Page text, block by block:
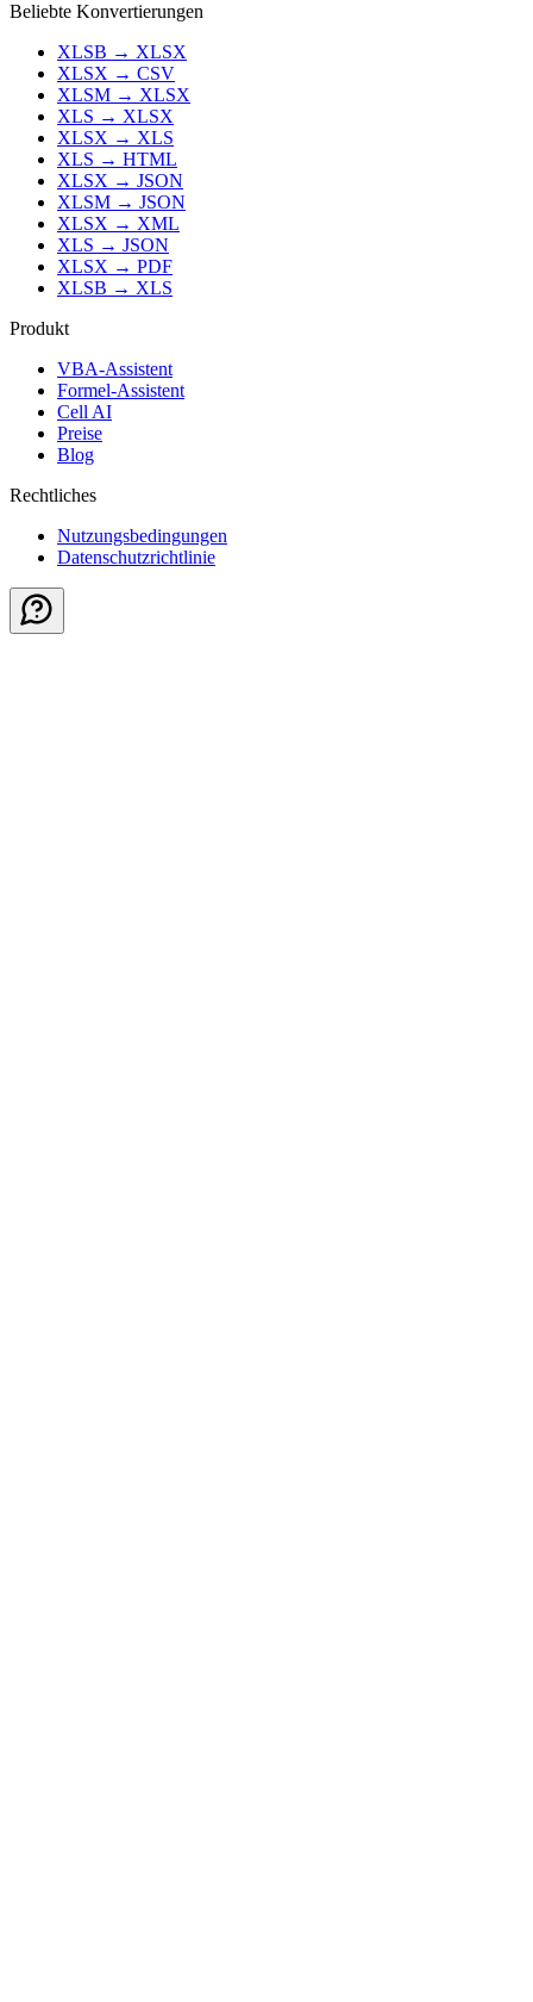
Beliebte Konvertierungen
XLSB → XLSX
XLSX → CSV
XLSM → XLSX
XLS → XLSX
XLSX → XLS
XLS → HTML
XLSX → JSON
XLSM → JSON
XLSX → XML
XLS → JSON
XLSX → PDF
XLSB → XLS
Produkt
VBA-Assistent
Formel-Assistent
Cell AI
Preise
Blog
Rechtliches
Nutzungsbedingungen
Datenschutzrichtlinie